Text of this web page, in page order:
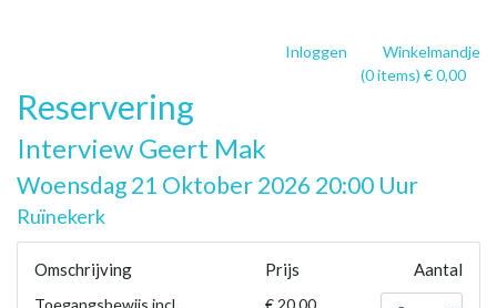
Inloggen
Winkelmandje
(0 items) € 0,00
Reservering
Interview Geert Mak
Woensdag 21 Oktober 2026 20:00 Uur
Ruïnekerk
Omschrijving Prijs Aantal
Toegangsbewijs incl.
€ 20,00